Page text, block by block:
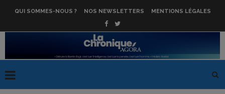
QUI SOMMES-NOUS ? NOS NEWSLETTERS MENTIONS LÉGALES